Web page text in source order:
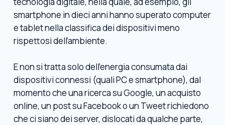
smartphone in dieci anni hanno superato computer
e tablet nella classifica dei dispositivi meno
rispettosi dell’ambiente.
E non si tratta solo dell’energia consumata dai
dispositivi connessi (quali PC e smartphone), dal
momento che una ricerca su Google, un acquisto
online, un post su Facebook o un Tweet richiedono
che ci siano dei server, dislocati da qualche parte,